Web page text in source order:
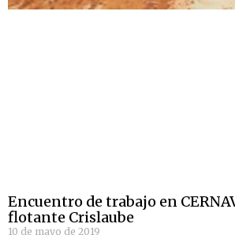
Encuentro de trabajo en
flotante Crislaube
10 de mayo de 2019